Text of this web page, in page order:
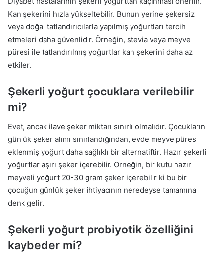
Kan şekerini hızla yükseltebilir. Bunun yerine şekersiz
veya doğal tatlandırıcılarla yapılmış yoğurtları tercih
etmeleri daha güvenlidir. Örneğin, stevia veya meyve
püresi ile tatlandırılmış yoğurtlar kan şekerini daha az
etkiler.
Şekerli yoğurt çocuklara verilebilir
mi?
Evet, ancak ilave şeker miktarı sınırlı olmalıdır. Çocukların
günlük şeker alımı sınırlandığından, evde meyve püresi
eklenmiş yoğurt daha sağlıklı bir alternatiftir. Hazır şekerli
yoğurtlar aşırı şeker içerebilir. Örneğin, bir kutu hazır
meyveli yoğurt 20-30 gram şeker içerebilir ki bu bir
çocuğun günlük şeker ihtiyacının neredeyse tamamına
denk gelir.
Şekerli yoğurt probiyotik özelliğini
kaybeder mi?